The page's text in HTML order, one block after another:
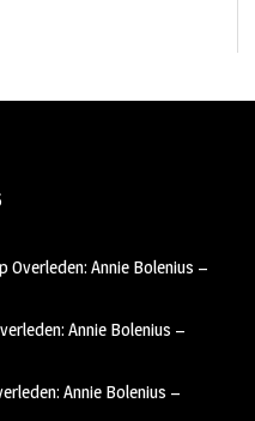
Overleden: Annie Bolenius –
Annie Bolenius –
Annie Bolenius –